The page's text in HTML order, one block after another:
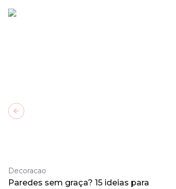
Decoracao
Paredes sem graça? 15 ideias para
Previous slide